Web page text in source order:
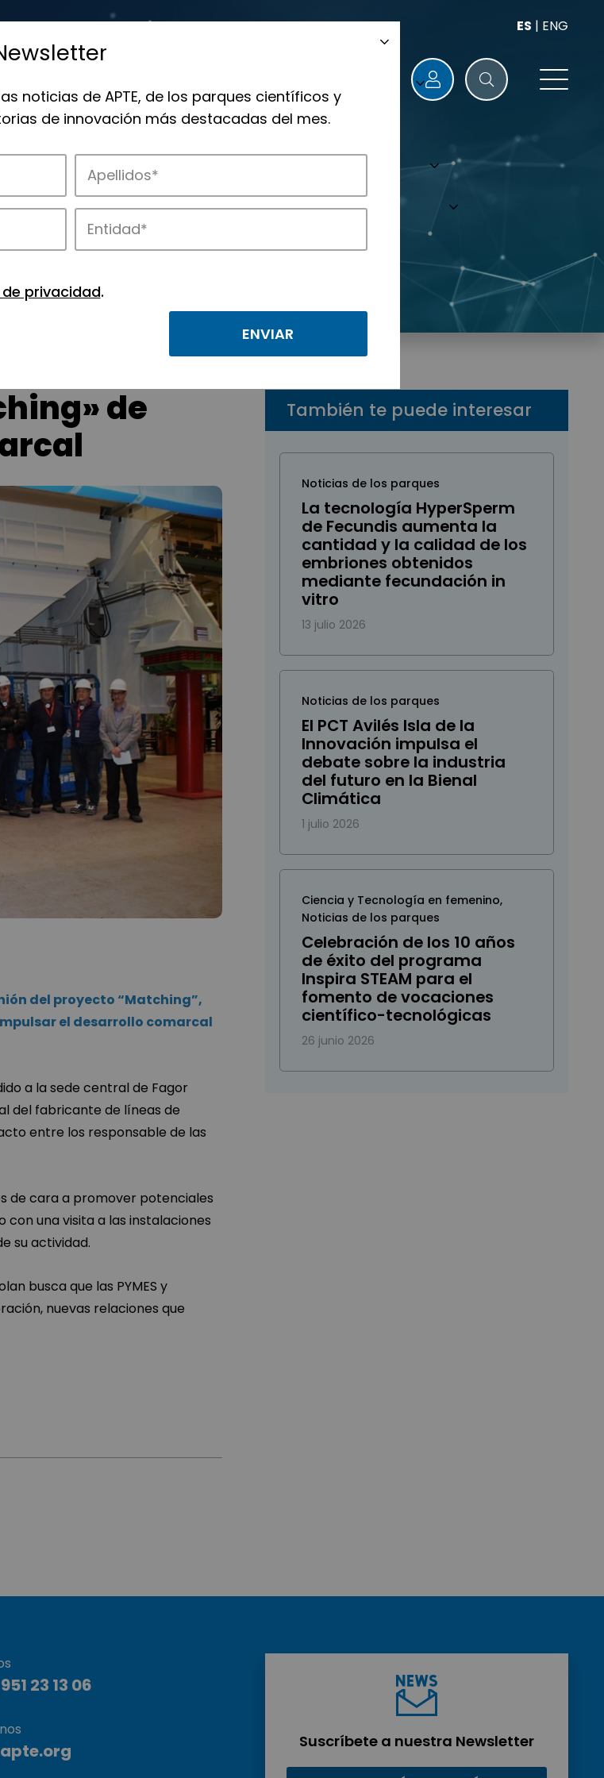
ES | ENG
parques científicos y tecnológicos.
de
del proyecto “Matching”,
el desarrollo comarcal
a la sede central de Fagor
del fabricante de líneas de
entre los responsable de las
de cara a promover potenciales
una visita a las instalaciones
su actividad.
busca que las PYMES y
nuevas relaciones que
También te puede interesar
Noticias de los parques
La tecnología HyperSperm
de Fecundis aumenta la
cantidad y la calidad de los
embriones obtenidos
mediante fecundación in
vitro
13 julio 2026
Noticias de los parques
El PCT Avilés Isla de la
Innovación impulsa el
debate sobre la industria
del futuro en la Bienal
Climática
1 julio 2026
Ciencia y Tecnología en femenino,
Noticias de los parques
Celebración de los 10 años
de éxito del programa
Inspira STEAM para el
fomento de vocaciones
científico-tecnológicas
26 junio 2026
23 13 06
Suscríbete a nuestra Newsletter
noticias de APTE, de los parques científicos y
de innovación más destacadas del mes.
privacidad.